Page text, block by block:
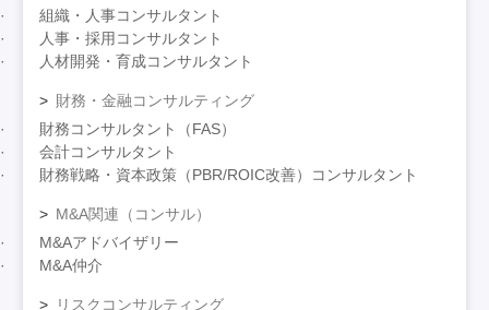
組織・人事コンサルタント
人事・採用コンサルタント
人材開発・育成コンサルタント
財務・金融コンサルティング
財務コンサルタント（FAS）
会計コンサルタント
財務戦略・資本政策（PBR/ROIC改善）コンサルタント
M&A関連（コンサル）
M&Aアドバイザリー
M&A仲介
リスクコンサルティング